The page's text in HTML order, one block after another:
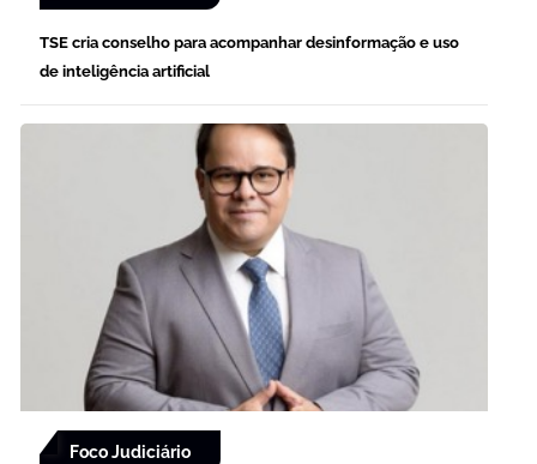
TSE cria conselho para acompanhar desinformação e uso
de inteligência artificial
Foco Judiciário